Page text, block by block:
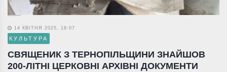
14 КВІТНЯ 2025, 18:07
КУЛЬТУРА
СВЯЩЕНИК З ТЕРНОПІЛЬЩИНИ ЗНАЙШОВ
200-ЛІТНІ ЦЕРКОВНІ АРХІВНІ ДОКУМЕНТИ